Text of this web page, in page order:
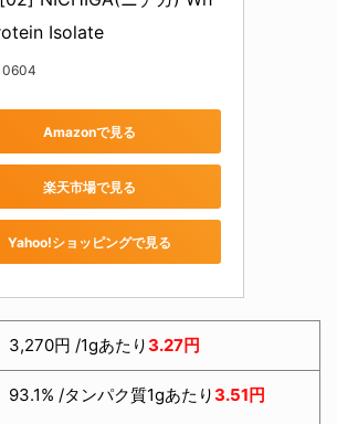
Isolate
Amazonで見る
楽天市場で見る
Yahoo!ショッピングで見る
3,270円 /1gあたり3.27円
93.1% /タンパク質1gあたり3.51円